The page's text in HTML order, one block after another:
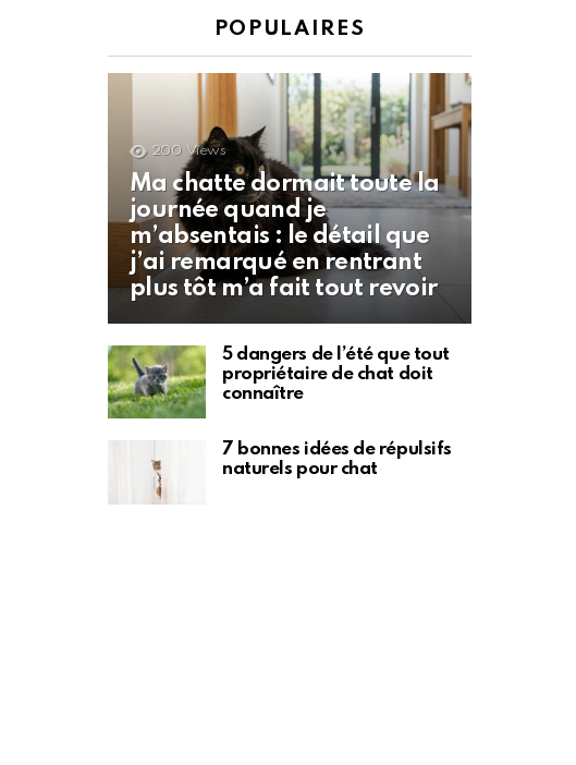
POPULAIRES
200 Views
Ma chatte dormait toute la
journée quand je
m’absentais : le détail que
j’ai remarqué en rentrant
plus tôt m’a fait tout revoir
5 dangers de l’été que tout
propriétaire de chat doit
connaître
7 bonnes idées de répulsifs
naturels pour chat